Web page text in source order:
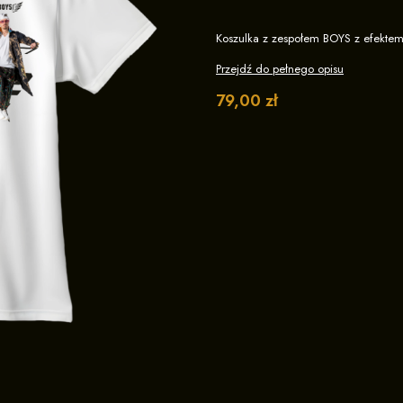
Koszulka z zespołem BOYS z
Przejdź do pełnego opisu
Cena
79,00 zł